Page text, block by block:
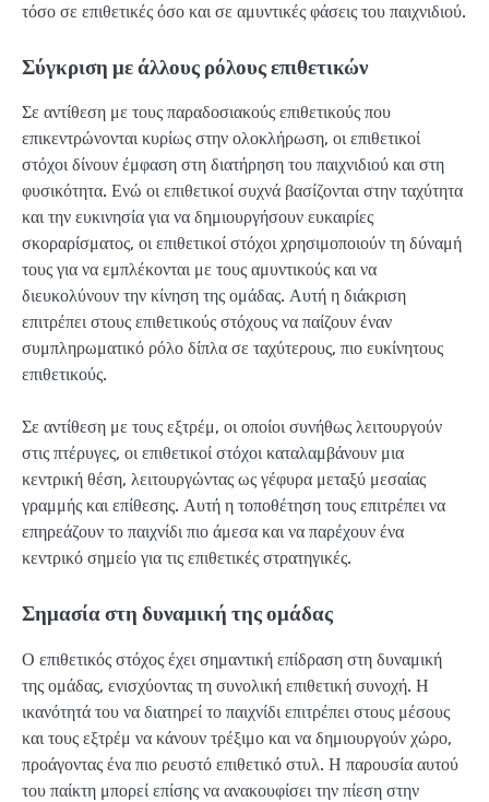
τόσο σε επιθετικές όσο και σε αμυντικές φάσεις του παιχνιδιού.
Σύγκριση με άλλους ρόλους επιθετικών
Σε αντίθεση με τους παραδοσιακούς επιθετικούς που
επικεντρώνονται κυρίως στην ολοκλήρωση, οι επιθετικοί
στόχοι δίνουν έμφαση στη διατήρηση του παιχνιδιού και στη
φυσικότητα. Ενώ οι επιθετικοί συχνά βασίζονται στην ταχύτητα
και την ευκινησία για να δημιουργήσουν ευκαιρίες
σκοραρίσματος, οι επιθετικοί στόχοι χρησιμοποιούν τη δύναμή
τους για να εμπλέκονται με τους αμυντικούς και να
διευκολύνουν την κίνηση της ομάδας. Αυτή η διάκριση
επιτρέπει στους επιθετικούς στόχους να παίζουν έναν
συμπληρωματικό ρόλο δίπλα σε ταχύτερους, πιο ευκίνητους
επιθετικούς.
Σε αντίθεση με τους εξτρέμ, οι οποίοι συνήθως λειτουργούν
στις πτέρυγες, οι επιθετικοί στόχοι καταλαμβάνουν μια
κεντρική θέση, λειτουργώντας ως γέφυρα μεταξύ μεσαίας
γραμμής και επίθεσης. Αυτή η τοποθέτηση τους επιτρέπει να
επηρεάζουν το παιχνίδι πιο άμεσα και να παρέχουν ένα
κεντρικό σημείο για τις επιθετικές στρατηγικές.
Σημασία στη δυναμική της ομάδας
Ο επιθετικός στόχος έχει σημαντική επίδραση στη δυναμική
της ομάδας, ενισχύοντας τη συνολική επιθετική συνοχή. Η
ικανότητά του να διατηρεί το παιχνίδι επιτρέπει στους μέσους
και τους εξτρέμ να κάνουν τρέξιμο και να δημιουργούν χώρο,
προάγοντας ένα πιο ρευστό επιθετικό στυλ. Η παρουσία αυτού
του παίκτη μπορεί επίσης να ανακουφίσει την πίεση στην